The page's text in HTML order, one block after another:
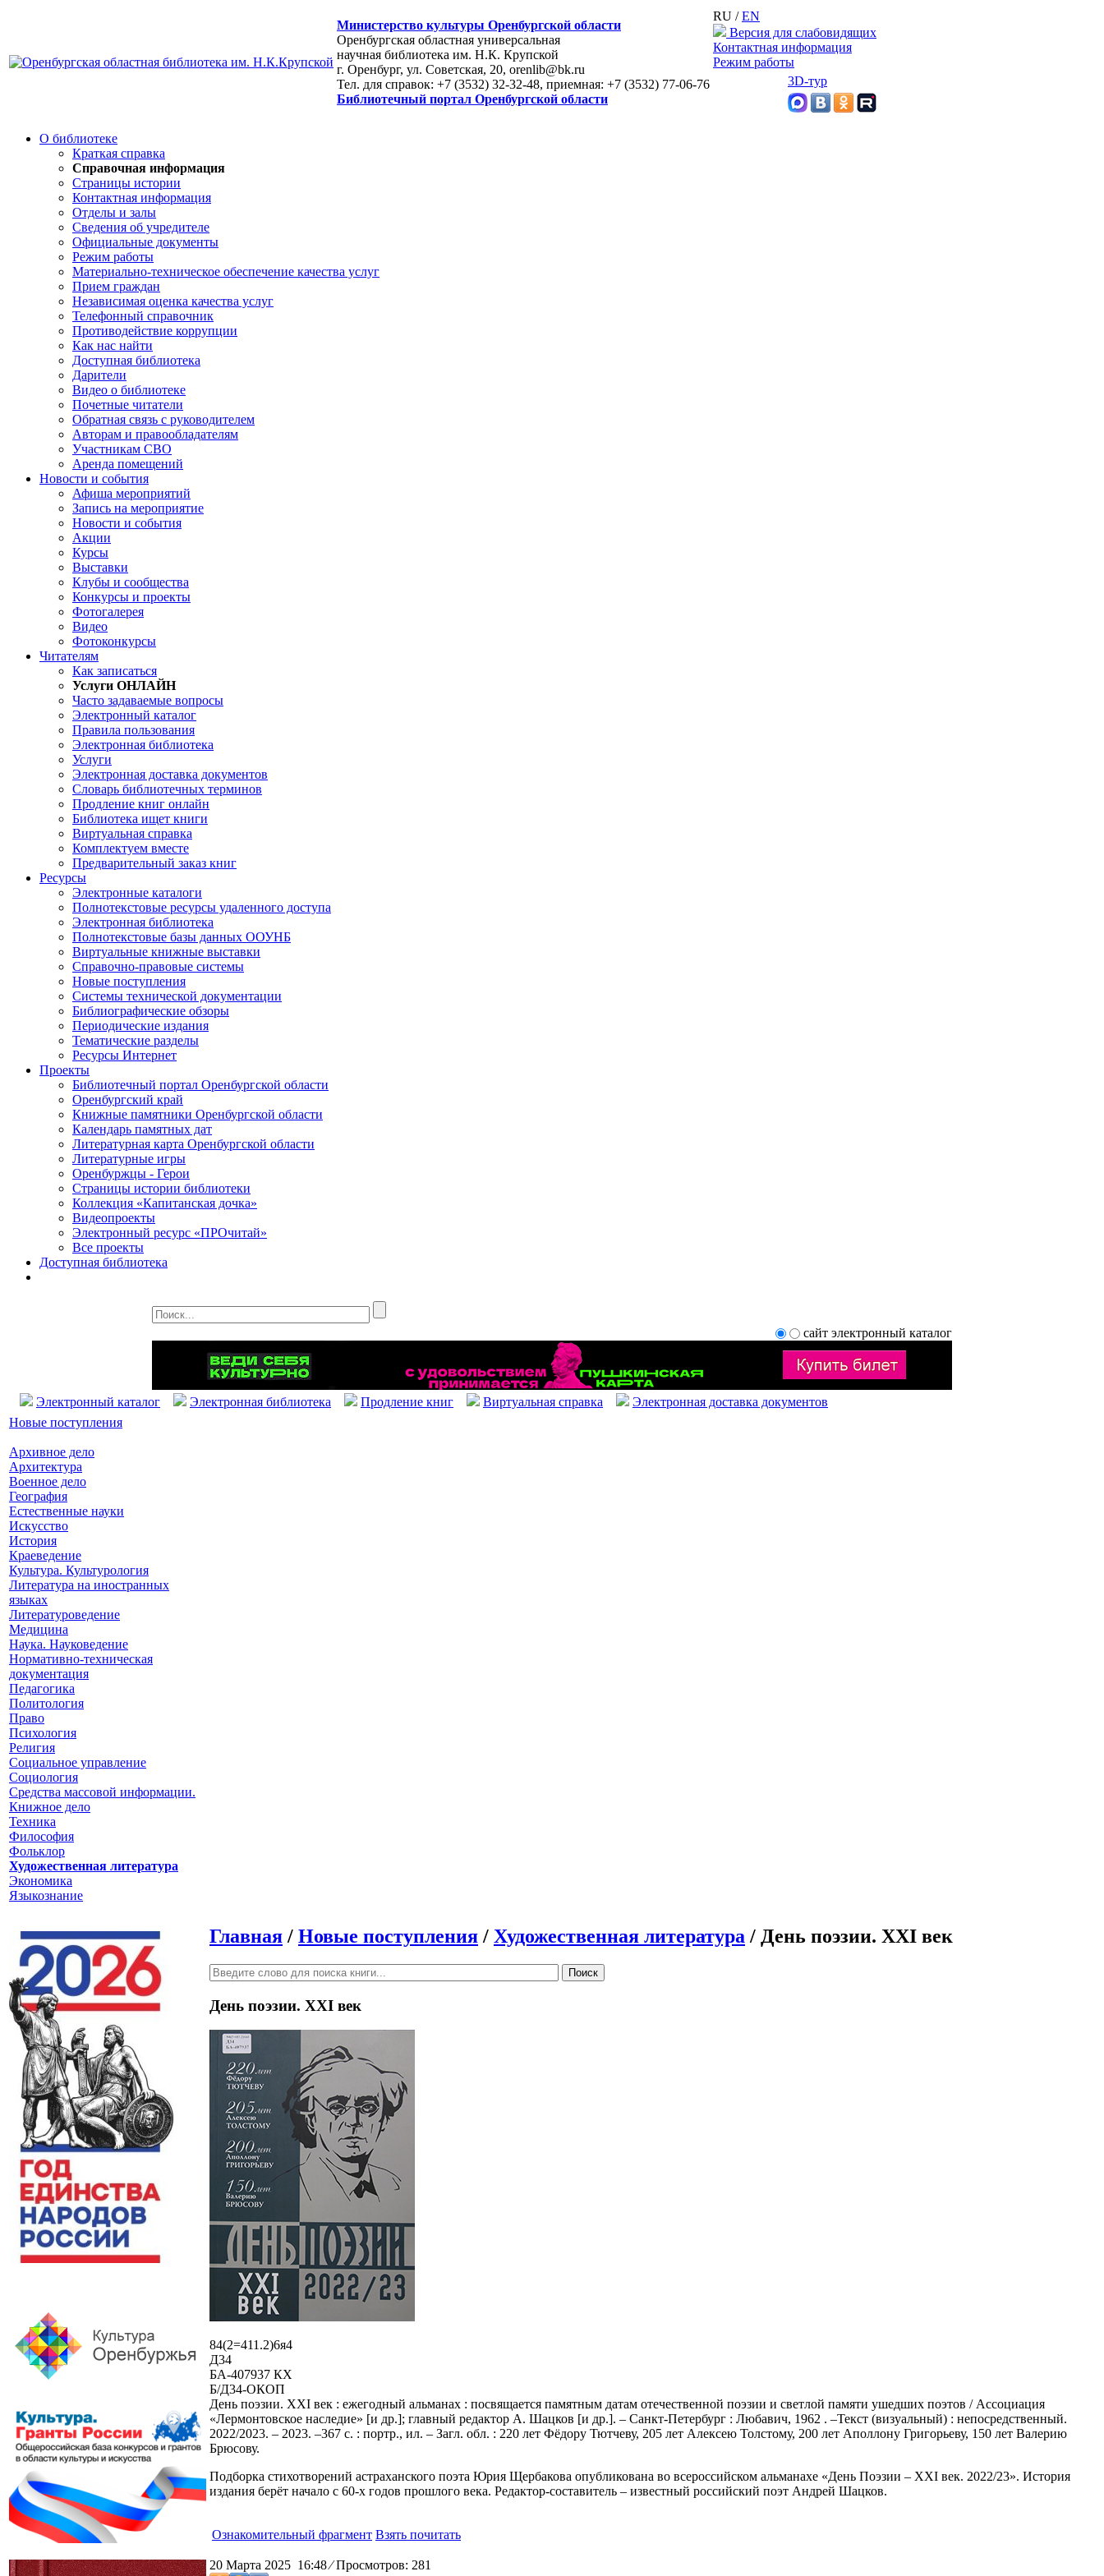
Министерство культуры Оренбургской области
Оренбургская областная универсальная
научная библиотека им. Н.К. Крупской
г. Оренбург, ул. Советская, 20, orenlib@bk.ru
Тел. для справок: +7 (3532) 32-32-48, приемная: +7 (3532) 77-06-76
Библиотечный портал Оренбургской области
RU /EN
Версия для слабовидящих
Контактная информация
Режим работы
3D-тур
О библиотеке
Краткая справка
Справочная информация
Страницы истории
Контактная информация
Отделы и залы
Сведения об учредителе
Официальные документы
Режим работы
Материально-техническое обеспечение качества услуг
Прием граждан
Независимая оценка качества услуг
Телефонный справочник
Противодействие коррупции
Как нас найти
Доступная библиотека
Дарители
Видео о библиотеке
Почетные читатели
Обратная связь с руководителем
Авторам и правообладателям
Участникам СВО
Аренда помещений
Новости и события
Афиша мероприятий
Запись на мероприятие
Новости и события
Акции
Курсы
Выставки
Клубы и сообщества
Конкурсы и проекты
Фотогалерея
Видео
Фотоконкурсы
Читателям
Как записаться
Услуги ОНЛАЙН
Часто задаваемые вопросы
Электронный каталог
Правила пользования
Электронная библиотека
Услуги
Электронная доставка документов
Словарь библиотечных терминов
Продление книг онлайн
Библиотека ищет книги
Виртуальная справка
Комплектуем вместе
Предварительный заказ книг
Ресурсы
Электронные каталоги
Полнотекстовые ресурсы удаленного доступа
Электронная библиотека
Полнотекстовые базы данных ООУНБ
Виртуальные книжные выставки
Справочно-правовые системы
Новые поступления
Cистемы технической документации
Библиографические обзоры
Периодические издания
Тематические разделы
Ресурсы Интернет
Проекты
Библиотечный портал Оренбургской области
Оренбургский край
Книжные памятники Оренбургской области
Календарь памятных дат
Литературная карта Оренбургской области
Литературные игры
Оренбуржцы - Герои
Страницы истории библиотеки
Коллекция «Капитанская дочка»
Видеопроекты
Электронный ресурс «ПРОчитай»
Все проекты
Доступная библиотека
сайт электронный каталог
Электронный каталог Электронная библиотека Продление книг Виртуальная справка
Электронная доставка документов
Новые поступления
Архивное дело
Архитектура
Военное дело
География
Естественные науки
Искусство
История
Краеведение
Культура. Культурология
Литература на иностранных
языках
Литературоведение
Медицина
Наука. Науковедение
Нормативно-техническая
документация
Педагогика
Политология
Право
Психология
Религия
Социальное управление
Социология
Средства массовой информации.
Книжное дело
Техника
Философия
Фольклор
Художественная литература
Экономика
Языкознание
Главная / Новые поступления / Художественная литература / День поэзии. XXI век
Поиск
День поэзии. XXI век
84(2=411.2)6я4
Д34
БА-407937 КХ
Б/Д34-ОКОП
День поэзии. XXI век : ежегодный альманах : посвящается памятным датам отечественной поэзии и светлой памяти ушедших поэтов / Ассоциация
«Лермонтовское наследие» [и др.]; главный редактор А. Шацков [и др.]. – Санкт-Петербург : Любавич, 1962 . –Текст (визуальный) : непосредственный.
2022/2023. – 2023. –367 с. : портр., ил. – Загл. обл. : 220 лет Фёдору Тютчеву, 205 лет Алексею Толстому, 200 лет Аполлону Григорьеву, 150 лет Валерию
Брюсову.
Подборка стихотворений астраханского поэта Юрия Щербакова опубликована во всероссийском альманахе «День Поэзии – XXI век. 2022/23». История
издания берёт начало с 60-х годов прошлого века. Редактор-составитель – известный российский поэт Андрей Шацков.
Ознакомительный фрагмент Взять почитать
20 Марта 2025 16:48⁄Просмотров: 281